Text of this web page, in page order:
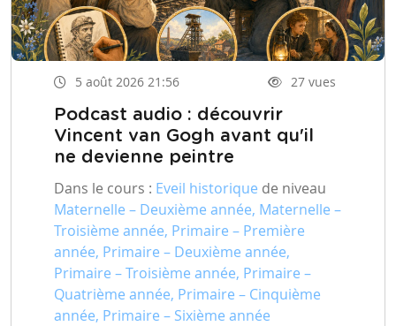
5 août 2026 21:56 27 vues
Podcast audio : découvrir
Vincent van Gogh avant qu'il
ne devienne peintre
Dans le cours : Eveil historique de niveau
Maternelle – Deuxième année, Maternelle –
Troisième année, Primaire – Première
année, Primaire – Deuxième année,
Primaire – Troisième année, Primaire –
Quatrième année, Primaire – Cinquième
année, Primaire – Sixième année